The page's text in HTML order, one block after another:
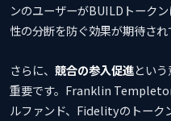
ンのユーザーがBUILDトーク
性の分断を防ぐ効果が期待され
さらに、 競合の参入促進とい
重要です。Franklin
ルファンド、Fidelityのトーク